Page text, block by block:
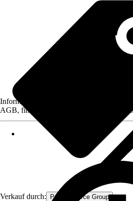
Verkauf durch: Procommerce Group
Informationen des Verkäufers, wie z. B.
AGB, finden Sie bei Klick auf den